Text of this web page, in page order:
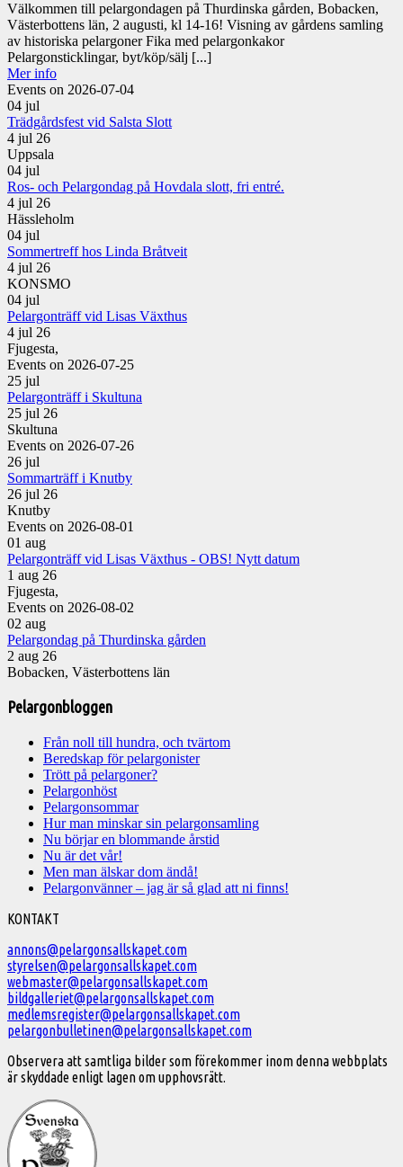
Välkommen till pelargondagen på Thurdinska gården, Bobacken,
Västerbottens län, 2 augusti, kl 14-16! Visning av gårdens samling
av historiska pelargoner Fika med pelargonkakor
Pelargonsticklingar, byt/köp/sälj [...]
Mer info
Events on 2026-07-04
04 jul
Trädgårdsfest vid Salsta Slott
4 jul 26
Uppsala
04 jul
Ros- och Pelargondag på Hovdala slott, fri entré.
4 jul 26
Hässleholm
04 jul
Sommertreff hos Linda Bråtveit
4 jul 26
KONSMO
04 jul
Pelargonträff vid Lisas Växthus
4 jul 26
Fjugesta,
Events on 2026-07-25
25 jul
Pelargonträff i Skultuna
25 jul 26
Skultuna
Events on 2026-07-26
26 jul
Sommarträff i Knutby
26 jul 26
Knutby
Events on 2026-08-01
01 aug
Pelargonträff vid Lisas Växthus - OBS! Nytt datum
1 aug 26
Fjugesta,
Events on 2026-08-02
02 aug
Pelargondag på Thurdinska gården
2 aug 26
Bobacken, Västerbottens län
Pelargonbloggen
Från noll till hundra, och tvärtom
Beredskap för pelargonister
Trött på pelargoner?
Pelargonhöst
Pelargonsommar
Hur man minskar sin pelargonsamling
Nu börjar en blommande årstid
Nu är det vår!
Men man älskar dom ändå!
Pelargonvänner – jag är så glad att ni finns!
Välkommen
till
Svenska
Pelargonsällskapet
KONTAKT
annons@pelargonsallskapet.com
styrelsen@pelargonsallskapet.com
webmaster@pelargonsallskapet.com
bildgalleriet@pelargonsallskapet.com
medlemsregister@pelargonsallskapet.com
pelargonbulletinen@pelargonsallskapet.com
Observera att samtliga bilder som förekommer inom denna webbplats
är skyddade enligt lagen om upphovsrätt.